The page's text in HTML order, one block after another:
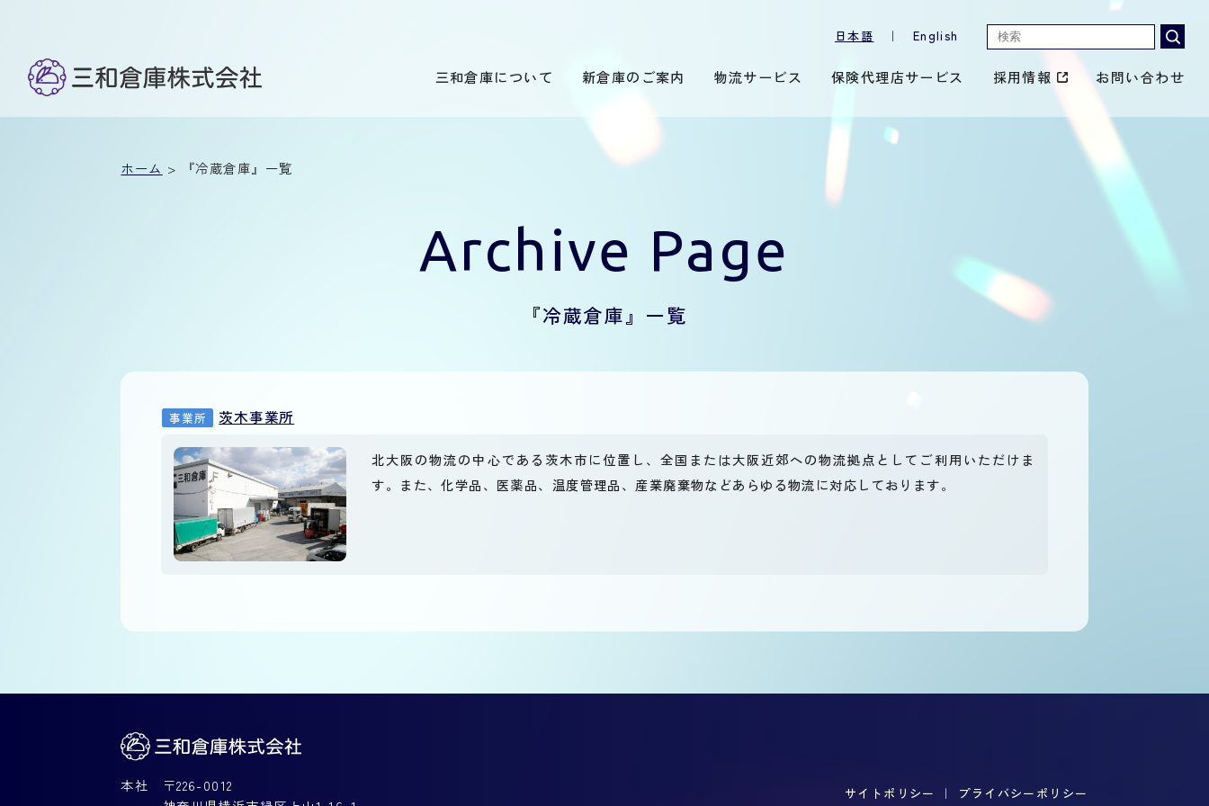
日本語 ｜ English
三和倉庫について 新倉庫のご案内 物流サービス 保険代理店サービス 採用情報 お問い合わせ
ホーム > 『冷蔵倉庫』一覧
Archive Page
『冷蔵倉庫』一覧
事業所 茨木事業所
北大阪の物流の中心である茨木市に位置し、全国または大阪近郊への物流拠点としてご利用いただけま
す。また、化学品、医薬品、温度管理品、産業廃棄物などあらゆる物流に対応しております。
本社 〒226-0012
サイトポリシー ｜ プライバシーポリシー